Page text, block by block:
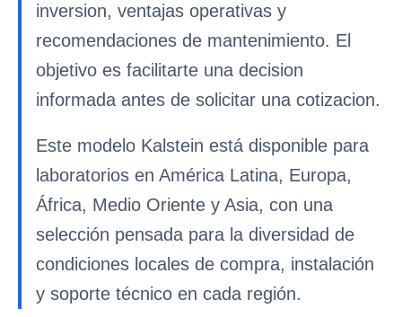
inversion, ventajas operativas y
recomendaciones de mantenimiento. El
objetivo es facilitarte una decision
informada antes de solicitar una cotizacion.
Este modelo Kalstein está disponible para
laboratorios en América Latina, Europa,
África, Medio Oriente y Asia, con una
selección pensada para la diversidad de
condiciones locales de compra, instalación
y soporte técnico en cada región.